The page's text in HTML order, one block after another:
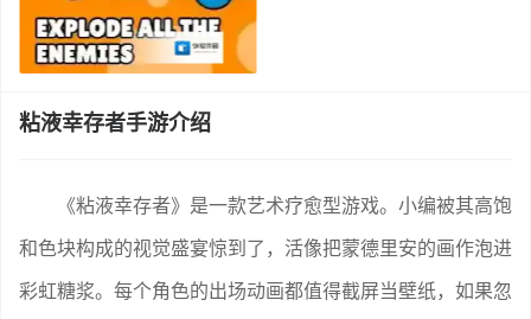
粘液幸存者手游介绍
《粘液幸存者》是一款艺术疗愈型游戏。小编被其高饱
和色块构成的视觉盛宴惊到了，活像把蒙德里安的画作泡进
彩虹糖浆。每个角色的出场动画都值得截屏当壁纸，如果忽